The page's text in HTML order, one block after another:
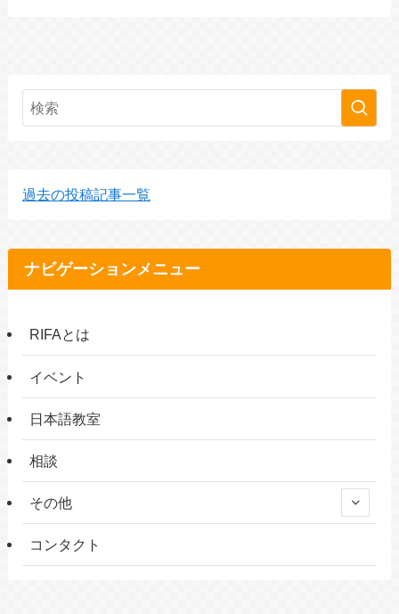
過去の投稿記事一覧
ナビゲーションメニュー
RIFAとは
イベント
日本語教室
相談
その他
コンタクト